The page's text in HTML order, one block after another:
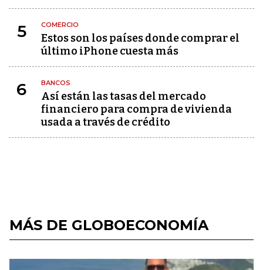
5 COMERCIO
Estos son los países donde comprar el
último iPhone cuesta más
6 BANCOS
Así están las tasas del mercado
financiero para compra de vivienda
usada a través de crédito
MÁS DE GLOBOECONOMÍA